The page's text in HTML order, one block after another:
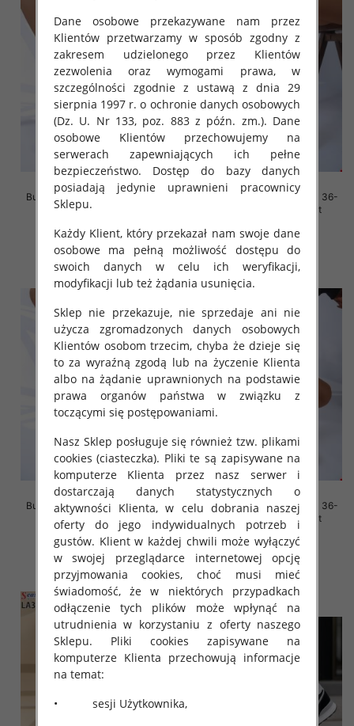
Buty sportowe damskie Roz 36-
41, 1 kolor Paczka 12 szt
45.00 zł
szczegóły
Buty sportowe damskie Roz 36-
41, 1 kolor Paczka 12 szt
45.00 zł
szczegóły
Buty sportowe damskie Roz 36-
41, 1 kolor Paczka 12 szt
45.00 zł
szczegóły
Buty sportowe damskie Roz 36-
41, 1 kolor Paczka 12 szt
45.00 zł
szczegóły
Dane osobowe przekazywane nam przez
Klientów przetwarzamy w sposób zgodny z
zakresem udzielonego przez Klientów
zezwolenia oraz wymogami prawa, w
szczególności zgodnie z ustawą z dnia 29
sierpnia 1997 r. o ochronie danych osobowych
(Dz. U. Nr 133, poz. 883 z późn. zm.). Dane
osobowe Klientów przechowujemy na
serwerach zapewniających ich pełne
bezpieczeństwo. Dostęp do bazy danych
posiadają jedynie uprawnieni pracownicy
Sklepu.
Każdy Klient, który przekazał nam swoje dane
osobowe ma pełną możliwość dostępu do
swoich danych w celu ich weryfikacji,
modyfikacji lub też żądania usunięcia.
Sklep nie przekazuje, nie sprzedaje ani nie
użycza zgromadzonych danych osobowych
Klientów osobom trzecim, chyba że dzieje się
to za wyraźną zgodą lub na życzenie Klienta
albo na żądanie uprawnionych na podstawie
prawa organów państwa w związku z
toczącymi się postępowaniami.
Nasz Sklep posługuje się również tzw. plikami
cookies (ciasteczka). Pliki te są zapisywane na
komputerze Klienta przez nasz serwer i
dostarczają danych statystycznych o
aktywności Klienta, w celu dobrania naszej
oferty do jego indywidualnych potrzeb i
gustów. Klient w każdej chwili może wyłączyć
w swojej przeglądarce internetowej opcję
przyjmowania cookies, choć musi mieć
świadomość, że w niektórych przypadkach
odłączenie tych plików może wpłynąć na
utrudnienia w korzystaniu z oferty naszego
Sklepu. Pliki cookies zapisywane na
komputerze Klienta przechowują informacje
na temat:
• sesji Użytkownika,